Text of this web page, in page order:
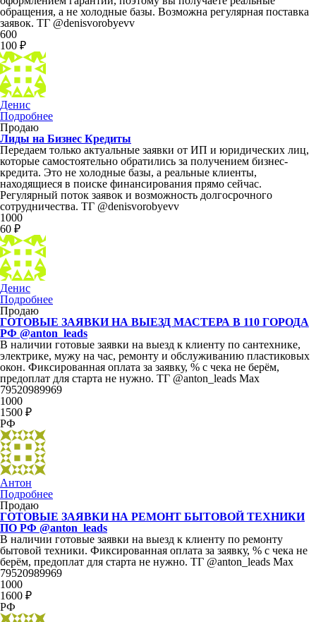
обращения, а не холодные базы. Возможна регулярная поставка
заявок. ТГ @denisvorobyevv
600
100 ₽
Денис
Подробнее
Продаю
Лиды на Бизнес Кредиты
Передаем только актуальные заявки от ИП и юридических лиц,
которые самостоятельно обратились за получением бизнес-
кредита. Это не холодные базы, а реальные клиенты,
находящиеся в поиске финансирования прямо сейчас.
Регулярный поток заявок и возможность долгосрочного
сотрудничества. ТГ @denisvorobyevv
1000
60 ₽
Денис
Подробнее
Продаю
ГОТОВЫЕ ЗАЯВКИ НА ВЫЕЗД МАСТЕРА В 110 ГОРОДА
РФ @anton_leads
В наличии готовые заявки на выезд к клиенту по сантехнике,
электрике, мужу на час, ремонту и обслуживанию пластиковых
окон. Фиксированная оплата за заявку, % с чека не берём,
предоплат для старта не нужно. ТГ @anton_leads Max
79520989969
1000
1500 ₽
РФ
Антон
Подробнее
Продаю
ГОТОВЫЕ ЗАЯВКИ НА РЕМОНТ БЫТОВОЙ ТЕХНИКИ
ПО РФ @anton_leads
В наличии готовые заявки на выезд к клиенту по ремонту
бытовой техники. Фиксированная оплата за заявку, % с чека не
берём, предоплат для старта не нужно. ТГ @anton_leads Max
79520989969
1000
1600 ₽
РФ